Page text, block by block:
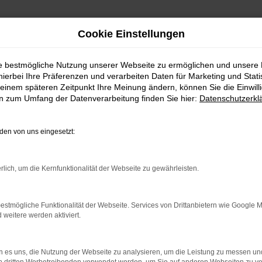
Sie Ihren Seat für
gestalten möchte, liegt mit einem Seat goldrichtig.
und repariert. Gerne beraten wir Sie
Präsentationsfläche von mehr als 12.600
zu bestellen. Natürlich bieten wir nicht nur Neuwagen,
und aus vertrauensvoller Hand.
Cookie Einstellungen
bestmögliche Nutzung unserer Webseite zu ermöglichen und unsere
Ihre Präferenzen und verarbeiten Daten für Marketing und
späteren Zeitpunkt Ihre Meinung ändern, können Sie die
zum Umfang der Datenverarbeitung finden Sie hier:
von uns eingesetzt:
um die Kernfunktionalität der Webseite zu gewährleisten.
Funktionalität der Webseite. Services von Drittanbietern wie Google
weitere werden aktiviert.
es uns, die Nutzung der Webseite zu analysieren, um die Leistung zu messen